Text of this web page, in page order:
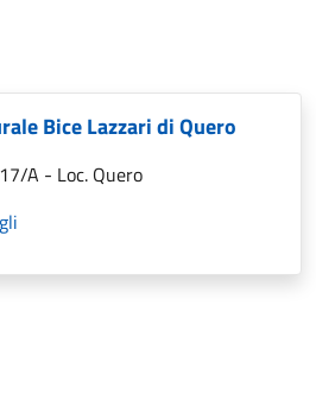
Bice Lazzari di Quero
A - Loc. Quero